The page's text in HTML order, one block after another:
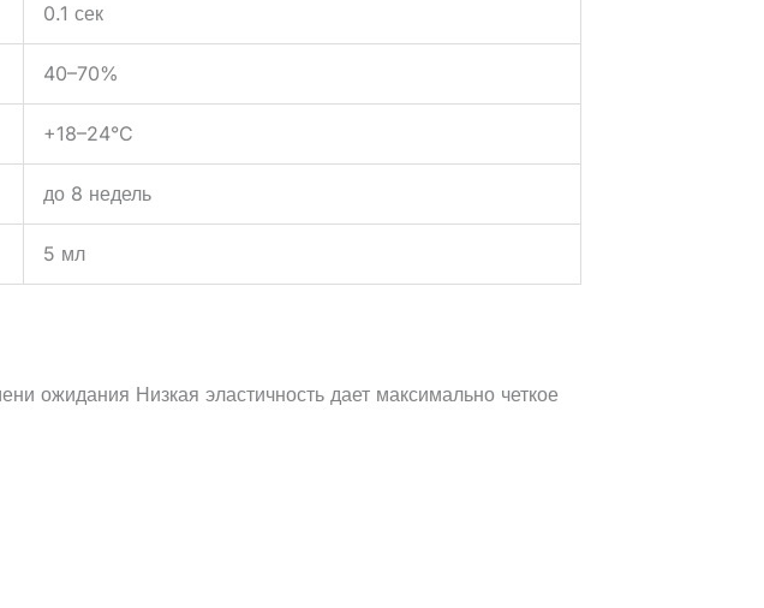
0.1 сек
40–70%
+18–24°C
до 8 недель
5 мл
ожидания Низкая эластичность дает максимально четкое